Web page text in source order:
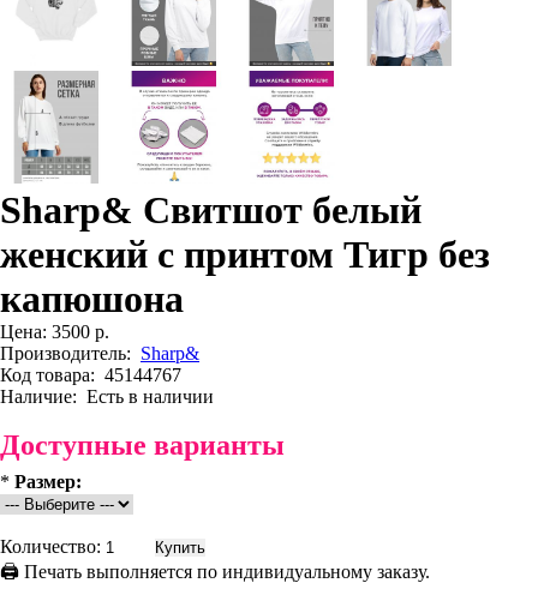
Sharp& Свитшот белый
женский с принтом Тигр без
капюшона
Цена: 3500 р.
Производитель: Sharp&
Код товара: 45144767
Наличие: Есть в наличии
Доступные варианты
* Размер:
Количество:
🖨 Печать выполняется по индивидуальному заказу.